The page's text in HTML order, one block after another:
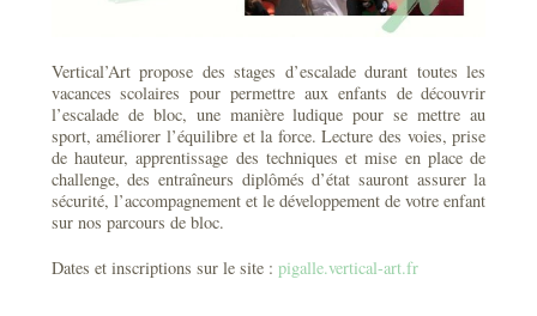
Vertical’Art propose des stages d’escalade durant toutes les
vacances scolaires pour permettre aux enfants de découvrir
l’escalade de bloc, une manière ludique pour se mettre au
sport, améliorer l’équilibre et la force. Lecture des voies, prise
de hauteur, apprentissage des techniques et mise en place de
challenge, des entraîneurs diplômés d’état sauront assurer la
sécurité, l’accompagnement et le développement de votre enfant
sur nos parcours de bloc.
Dates et inscriptions sur le site : pigalle.vertical-art.fr